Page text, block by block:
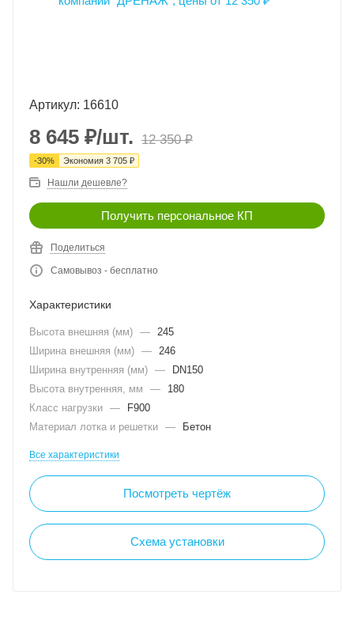
Артикул: 16610
8 645 ₽/шт. 12 350₽
-30% Экономия 3 705 ₽
Нашли дешевле?
Получить персональное КП
Поделиться
Самовывоз - бесплатно
Характеристики
Высота внешняя (мм) — 245
Ширина внешняя (мм) — 246
Ширина внутренняя (мм) —
DN150
Высота внутренняя, мм
—
180
Класс нагрузки —
F900
Материал лотка и решетки — Бетон
Все характеристики
Посмотреть чертёж
Схема установки